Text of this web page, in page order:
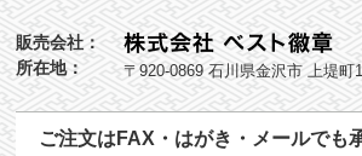
販売会社：
所在地：
〒920-0869 石川県金沢市 上堤町
ご注文はFAX・はがき・メールでも